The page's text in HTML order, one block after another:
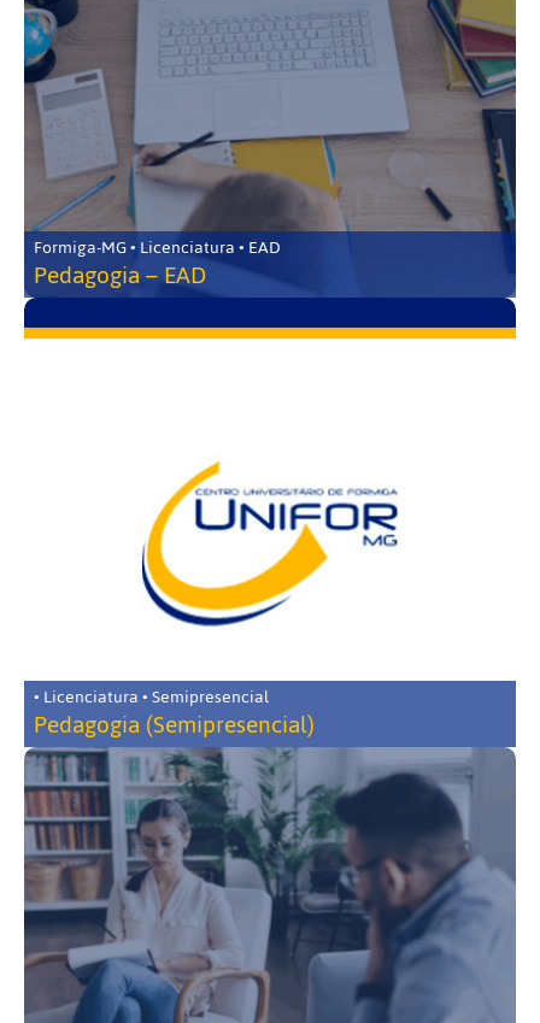
Formiga-MG • Licenciatura • EAD
Pedagogia – EAD
• Licenciatura • Semipresencial
Pedagogia (Semipresencial)